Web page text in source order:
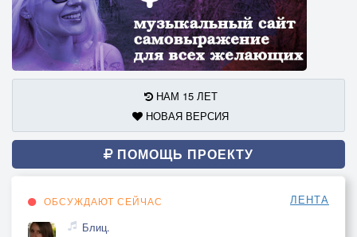
НАМ 15 ЛЕТ
НОВАЯ ВЕРСИЯ
ПОМОЩЬ ПРОЕКТУ
ОБСУЖДАЮТ СЕЙЧАС ЛЕНТА
Блиц.